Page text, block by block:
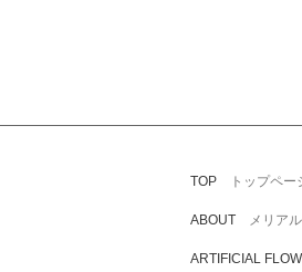
TOP トップペー
ABOUT メリア
ARTIFICIAL